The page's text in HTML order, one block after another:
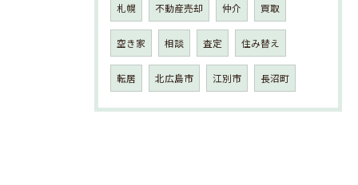
札幌 不動産売却 仲介 買取
空き家 相談 査定 住み替え
転居 北広島市 江別市 長沼町